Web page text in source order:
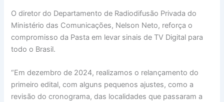
O diretor do Departamento de Radiodifusão Privada do
Ministério das Comunicações, Nelson Neto, reforça o
compromisso da Pasta em levar sinais de TV Digital para
todo o Brasil.
“Em dezembro de 2024, realizamos o relançamento do
primeiro edital, com alguns pequenos ajustes, como a
revisão do cronograma, das localidades que passaram a